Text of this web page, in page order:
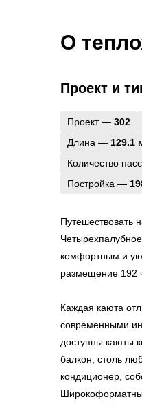
О
Проект и
Проект — 302
Длина — 129.1
Количество
Постройка —
Путешествовать
комфортным и
размещение 192
Каждая каюта
современными
доступны каюты
балкон, столь
кондиционер,